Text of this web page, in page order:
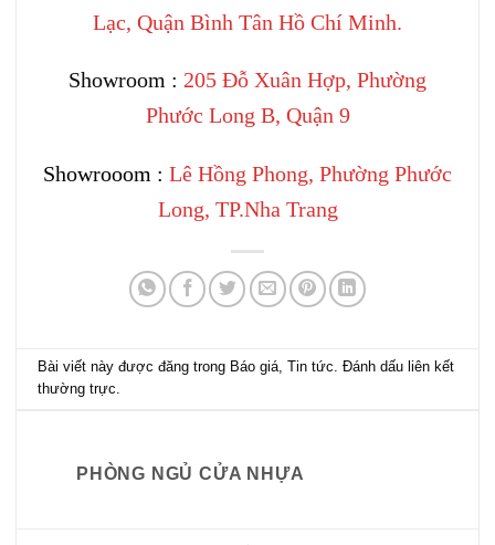
Lạc, Quận Bình Tân Hồ Chí Minh.
Showroom : 205 Đỗ Xuân Hợp, Phường
Phước Long B, Quận 9
Showrooom : Lê Hồng Phong, Phường Phước
Long, TP.Nha Trang
Bài viết này được đăng trong Báo giá,Tin tức. Đánh dấu liên kết
thường trực.
PHÒNG NGỦ CỬA NHỰA